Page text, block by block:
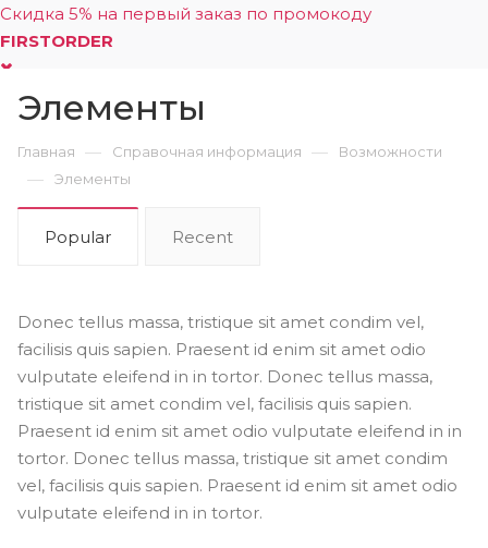
Скидка 5% на первый заказ по промокоду
FIRSTORDER
Элементы
Главная — Справочная информация — Возможности
— Элементы
Popular Recent
Donec tellus massa, tristique sit amet condim vel,
facilisis quis sapien. Praesent id enim sit amet odio
vulputate eleifend in in tortor. Donec tellus massa,
tristique sit amet condim vel, facilisis quis sapien.
Praesent id enim sit amet odio vulputate eleifend in in
tortor. Donec tellus massa, tristique sit amet condim
vel, facilisis quis sapien. Praesent id enim sit amet odio
vulputate eleifend in in tortor.